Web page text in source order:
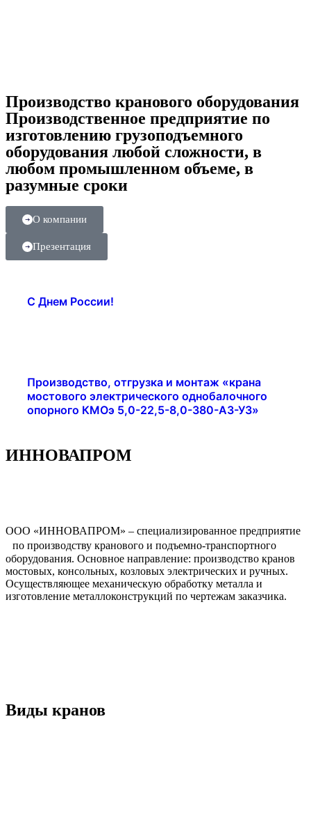
Производство кранового оборудования
Производственное предприятие по
изготовлению грузоподъемного
оборудования любой сложности, в
любом промышленном объеме, в
разумные сроки
О компании
Презентация
С Днем России!
Производство, отгрузка и монтаж «крана
мостового электрического однобалочного
опорного КМОэ 5,0-22,5-8,0-380-А3-У3»
ИННОВАПРОМ
ООО «ИННОВАПРОМ» – специализированное предприятие
по производству кранового и подъемно-транспортного
оборудования. Основное направление: производство кранов
мостовых, консольных, козловых электрических и ручных.
Осуществляющее механическую обработку металла и
изготовление металлоконструкций по чертежам заказчика.
Виды кранов